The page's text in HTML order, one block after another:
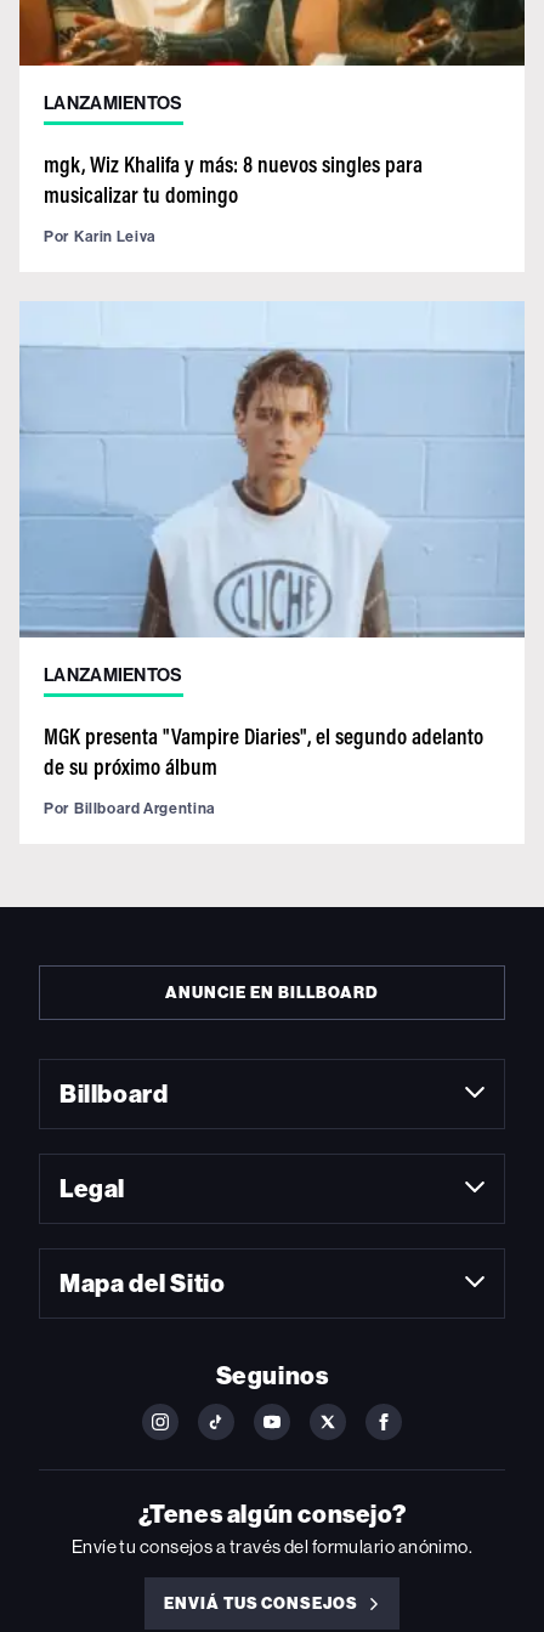
LANZAMIENTOS
mgk, Wiz Khalifa y más: 8 nuevos singles para
musicalizar tu domingo
Por Karin Leiva
LANZAMIENTOS
MGK presenta "Vampire Diaries", el segundo adelanto
de su próximo álbum
Por Billboard Argentina
ANUNCIE EN BILLBOARD
Billboard
Legal
Mapa del Sitio
Seguinos
FOLLOW
ON
INSTAGRAM
FOLLOW
ON
YOUTUBE
FOLLOW
ON
YOUTUBE
FOLLOW
ON
FOLLOW
ON
FACEBOOK
¿Tenes algún consejo?
Envíe tu consejos a través del formulario anónimo.
ENVIÁ TUS CONSEJOS
ENVIÁ